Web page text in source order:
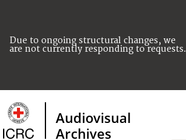
Due to ongoing structural changes, we
are not currently responding to requests.
Audiovisual
Archives